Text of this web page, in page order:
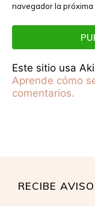
navegador la próxima
Este sitio usa
Aprende cómo
comentarios.
RECIBE